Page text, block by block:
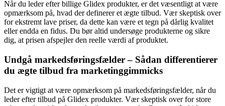
Når du leder efter billige Glidex produkter, er det væsentligt at være
opmærksom på, hvad der definerer et ægte tilbud. Vær skeptisk over
for ekstremt lave priser, da dette kan være et tegn på dårlig kvalitet
eller endda en fidus. Du bør altid undersøge produkterne og sikre
dig, at prisen afspejler den reelle værdi af produktet.
Undgå markedsføringsfælder – Sådan differentierer
du ægte tilbud fra marketinggimmicks
Det er vigtigt at være opmærksom på markedsføringsfælder, når du
leder efter tilbud på Glidex produkter. Vær skeptisk over for store